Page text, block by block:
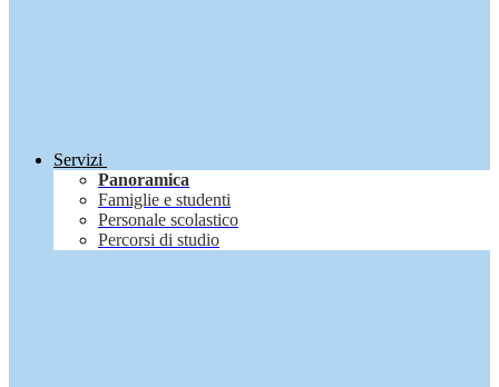
Servizi
Panoramica
Famiglie e studenti
Personale scolastico
Percorsi di studio